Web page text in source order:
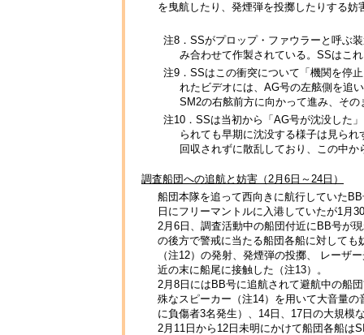
を曳航したり、発煙弾を投擲したりする妨
注8．SSがプロップ・ファウラーと呼ぶ
み合わせて作製されている。SSはこ
注9．SSはこの衝突について「機関を停
れたビデオには、AG号の左舷側を追
SM2の右舷前方に向かって進み、そ
注10．SSは当初から「AG号が沈没した
られても早期に沈没する様子は見ら
回収されずに散乱しており、この中
調査船団への追航と妨害（2月6日～24日）
船団本隊を追って西向きに航行していた
日にフリーマントルに入港していたが1月
2月6日、調査活動中の船団付近にBB号が
の後方で警戒に当たる船団各船に対して
（注12）の発射、発煙弾の投擲、 レーザ
近の末に船尾に接触した（注13）。
2月8日にはBB号に追航されて避航中の船
殊なスピーカー（注14）を用いて大音量
に負傷者3名発生）、14日、17日の大規模
2月11日から12日未明にかけて船団各船は